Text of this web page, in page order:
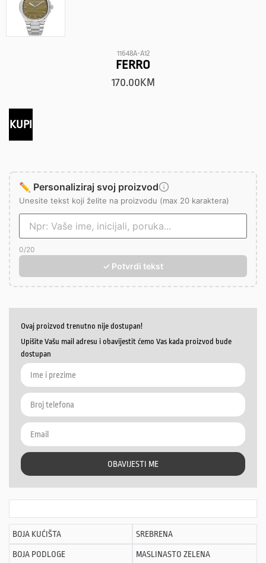
11648A-A12
FERRO
170.00KM
KUPI
✏️ Personaliziraj svoj proizvod
Unesite tekst koji želite na proizvodu (max 20 karaktera)
0/20
✓ Potvrdi tekst
Ovaj proizvod trenutno nije dostupan!
Upišite Vašu mail adresu i obavijestit ćemo Vas kada proizvod bude
dostupan
OBAVIJESTI ME
BOJA KUĆIŠTA SREBRENA
BOJA PODLOGE MASLINASTO ZELENA